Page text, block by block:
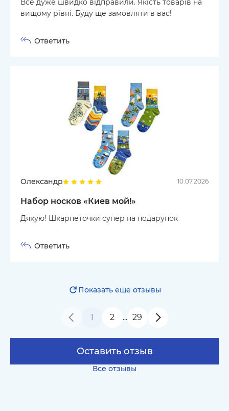
вищому рівні. Буду ще замовляти в вас!
Ответить
Олександр 10.07.2026
Набор носков «Киев мой!»
Дякую! Шкарпеточки супер на подарунок
Ответить
Все отзывы
Оставить отзыв
Показать еще отзывы
1 2 … 29